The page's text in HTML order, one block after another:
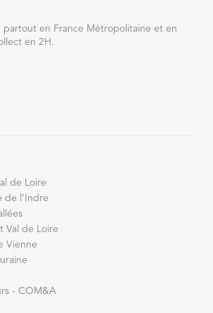
partout en France Métropolitaine et en
en 2H.
de Loire
de l’Indre
Val de Loire
Vienne
- COM&A